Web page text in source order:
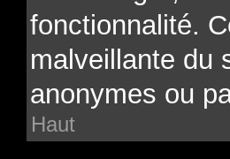
fonctionnalité.
malveillante du
anonymes ou
Haut